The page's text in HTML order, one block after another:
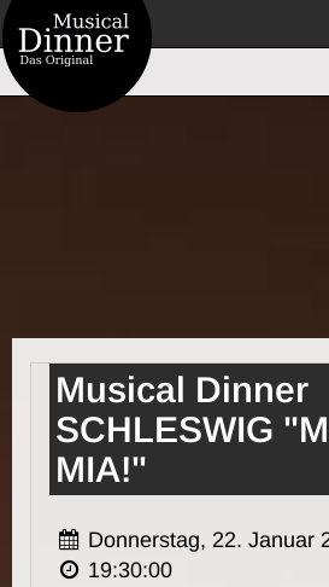
Musical Dinner
SCHLESWIG
MIA!"
Donnerstag, 22. Januar
19:30:00